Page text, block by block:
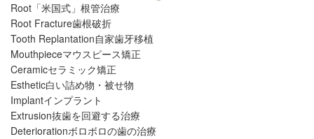
Root「米国式」根管治療
Root Fracture歯根破折
Tooth Replantation 自家歯牙移植
Mouthpieceマウスピース矯正
Ceramicセラミック矯正
Esthetic白い詰め物・被せ物
Implantインプラント
Extrusion抜歯を回避する治療
Deteriorationボロボロの歯の治療